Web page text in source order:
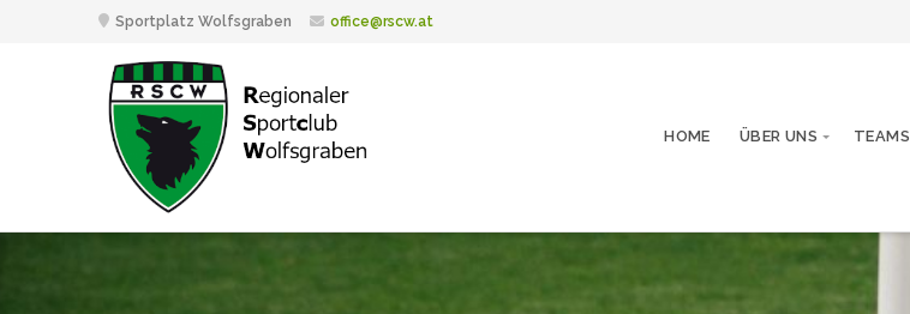
Sportplatz Wolfsgraben office@rscw.at
HOME ÜBER UNS TEAMS